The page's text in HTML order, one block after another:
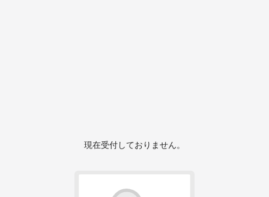
現在受付しておりません。